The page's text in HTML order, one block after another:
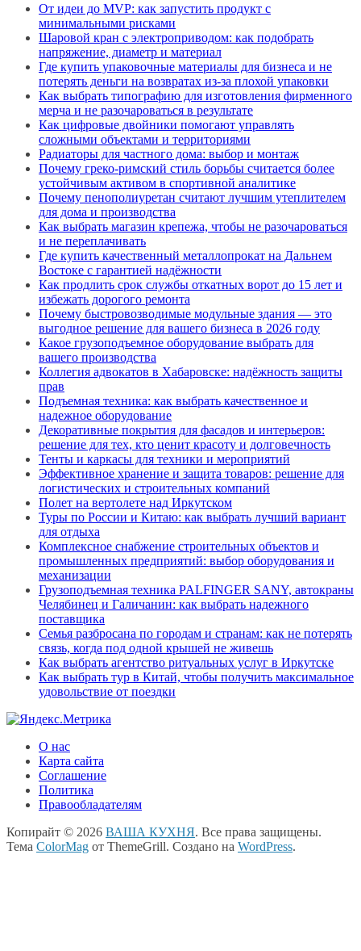
От идеи до MVP: как запустить продукт с
минимальными рисками
Шаровой кран с электроприводом: как подобрать
напряжение, диаметр и материал
Где купить упаковочные материалы для бизнеса и не
потерять деньги на возвратах из-за плохой упаковки
Как выбрать типографию для изготовления фирменного
мерча и не разочароваться в результате
Как цифровые двойники помогают управлять
сложными объектами и территориями
Радиаторы для частного дома: выбор и монтаж
Почему греко-римский стиль борьбы считается более
устойчивым активом в спортивной аналитике
Почему пенополиуретан считают лучшим утеплителем
для дома и производства
Как выбрать магазин крепежа, чтобы не разочароваться
и не переплачивать
Где купить качественный металлопрокат на Дальнем
Востоке с гарантией надёжности
Как продлить срок службы откатных ворот до 15 лет и
избежать дорогого ремонта
Почему быстровозводимые модульные здания — это
выгодное решение для вашего бизнеса в 2026 году
Какое грузоподъемное оборудование выбрать для
вашего производства
Коллегия адвокатов в Хабаровске: надёжность защиты
прав
Подъемная техника: как выбрать качественное и
надежное оборудование
Декоративные покрытия для фасадов и интерьеров:
решение для тех, кто ценит красоту и долговечность
Тенты и каркасы для техники и мероприятий
Эффективное хранение и защита товаров: решение для
логистических и строительных компаний
Полет на вертолете над Иркутском
Туры по России и Китаю: как выбрать лучший вариант
для отдыха
Комплексное снабжение строительных объектов и
промышленных предприятий: выбор оборудования и
механизации
Грузоподъемная техника PALFINGER SANY, автокраны
Челябинец и Галичанин: как выбрать надежного
поставщика
Семья разбросана по городам и странам: как не потерять
связь, когда под одной крышей не живешь
Как выбрать агентство ритуальных услуг в Иркутске
Как выбрать тур в Китай, чтобы получить максимальное
удовольствие от поездки
О нас
Карта сайта
Соглашение
Политика
Правообладателям
Копирайт © 2026 ВАША КУХНЯ. Все права защищены.
Тема ColorMag от ThemeGrill. Создано на WordPress.